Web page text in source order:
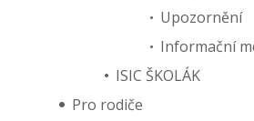
Upozornění
Informační
ISIC ŠKOLÁK
Pro rodiče